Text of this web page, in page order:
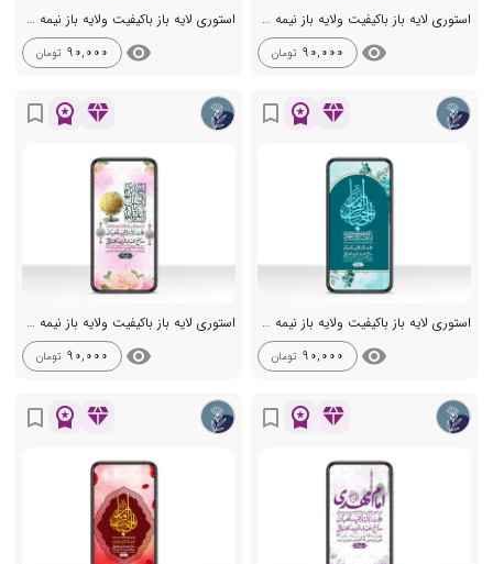
استوری لایه باز باکیفیت ولایه باز نیمه شعبان
visibility
90,000 تومان
استوری لایه باز باکیفیت ولایه باز نیمه شعبان
visibility
90,000 تومان
diamond
workspace_premium
bookmark_border
استوری لایه باز باکیفیت ولایه باز نیمه شعبان
visibility
90,000 تومان
diamond
workspace_premium
bookmark_border
استوری لایه باز باکیفیت ولایه باز نیمه شعبان
visibility
90,000 تومان
diamond
workspace_premium
bookmark_border
diamond
workspace_premium
bookmark_border